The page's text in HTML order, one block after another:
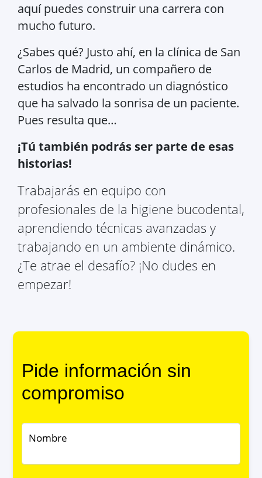
aquí puedes construir una carrera con
mucho futuro.
¿Sabes qué? Justo ahí, en la clínica de San
Carlos de Madrid, un compañero de
estudios ha encontrado un diagnóstico
que ha salvado la sonrisa de un paciente.
Pues resulta que…
¡Tú también podrás ser parte de esas
historias!
Trabajarás en equipo con
profesionales de la higiene bucodental,
aprendiendo técnicas avanzadas y
trabajando en un ambiente dinámico.
¿Te atrae el desafío? ¡No dudes en
empezar!
Pide información sin
compromiso
Nombre